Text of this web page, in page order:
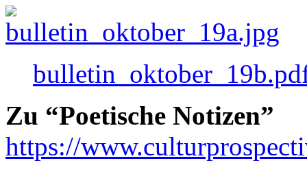
Zu “Poetische Notizen”
https://